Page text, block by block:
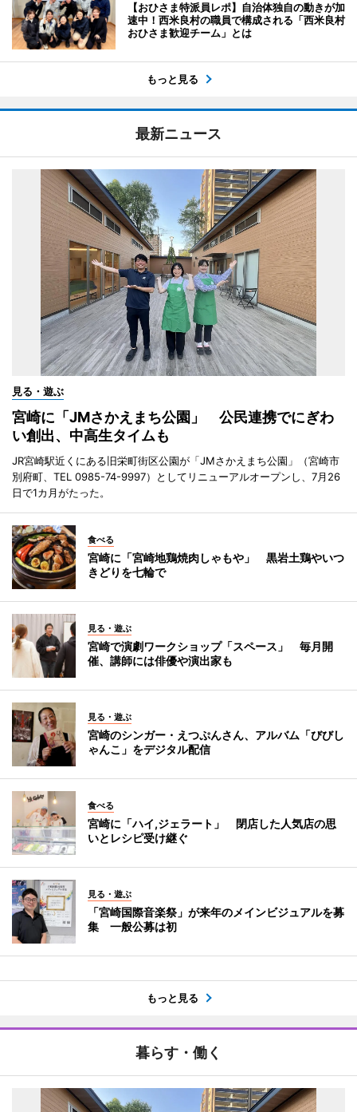
【おひさま特派員レポ】自治体独自の動きが加
速中！西米良村の職員で構成される「西米良村
おひさま歓迎チーム」とは
もっと見る
最新ニュース
見る・遊ぶ
宮崎に「JMさかえまち公園」 公民連携でにぎわ
い創出、中高生タイムも
JR宮崎駅近くにある旧栄町街区公園が「JMさかえまち公園」（宮崎市
別府町、TEL 0985-74-9997）としてリニューアルオープンし、7月26
日で1カ月がたった。
食べる
宮崎に「宮崎地鶏焼肉しゃもや」 黒岩土鶏やいつ
きどりを七輪で
見る・遊ぶ
宮崎で演劇ワークショップ「スペース」 毎月開
催、講師には俳優や演出家も
見る・遊ぶ
宮崎のシンガー・えつぷんさん、アルバム「びびし
ゃんこ」をデジタル配信
食べる
宮崎に「ハイ,ジェラート」 閉店した人気店の思
いとレシピ受け継ぐ
見る・遊ぶ
「宮崎国際音楽祭」が来年のメインビジュアルを募
集 一般公募は初
もっと見る
暮らす・働く